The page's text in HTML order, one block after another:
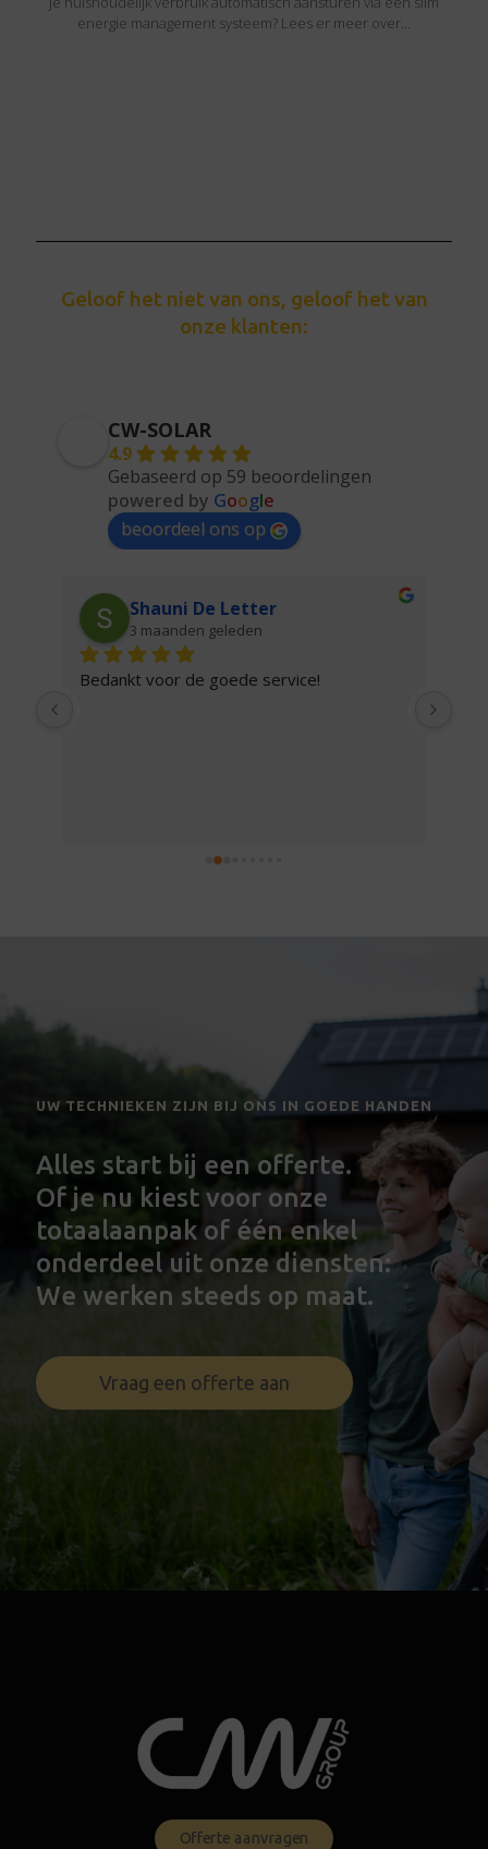
energie management systeem? Lees er meer over...
Geloof het niet van ons, geloof het van
onze klanten:
CW-SOLAR
4.9
Gebaseerd op 59 beoordelingen
powered by Google
beoordeel ons op
Shauni De Letter
3 maanden geleden
Bedankt voor de goede service!
UW TECHNIEKEN ZIJN BIJ ONS IN GOEDE HANDEN
Alles start bij een offerte.
Of je nu kiest voor onze
totaalaanpak of één enkel
onderdeel uit onze diensten:
We werken steeds op maat.
Vraag een offerte aan
Offerte aanvragen